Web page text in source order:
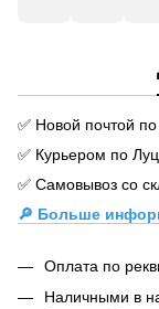
✅ Новой почтой
✅ Курьером по
✅ Самовывоз со
🔎 Больше
Оплата по
Наличными в